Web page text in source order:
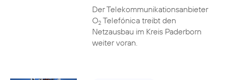
Der Telekommunikationsanbieter
O2Telefónica treibt den
Netzausbau im Kreis Paderborn
weiter voran.